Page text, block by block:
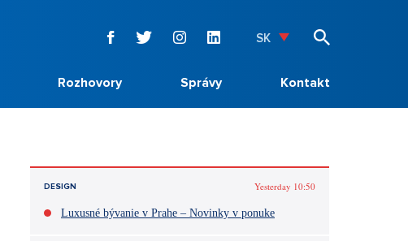
SK
Rozhovory Správy Kontakt
DESIGN Yesterday 10:50
Luxusné bývanie v Prahe – Novinky v ponuke